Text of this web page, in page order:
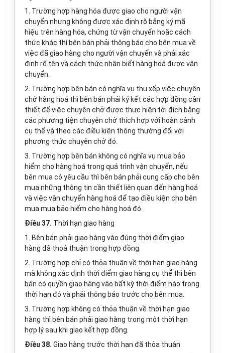
1. Trường hợp hàng hóa được giao cho người vận
chuyển nhưng không được xác định rõ bằng ký mã
hiệu trên hàng hóa, chứng từ vận chuyển hoặc cách
thức khác thì bên bán phải thông báo cho bên mua về
việc đã giao hàng cho người vận chuyển và phải xác
định rõ tên và cách thức nhận biết hàng hoá được vận
chuyển.
2. Trường hợp bên bán có nghĩa vụ thu xếp việc chuyên
chở hàng hoá thì bên bán phải ký kết các hợp đồng cần
thiết để việc chuyên chở được thực hiện tới đích bằng
các phương tiện chuyên chở thích hợp với hoàn cảnh
cụ thể và theo các điều kiện thông thường đối với
phương thức chuyên chở đó.
3. Trường hợp bên bán không có nghĩa vụ mua bảo
hiểm cho hàng hoá trong quá trình vận chuyển, nếu
bên mua có yêu cầu thì bên bán phải cung cấp cho bên
mua những thông tin cần thiết liên quan đến hàng hoá
và việc vận chuyển hàng hoá để tạo điều kiện cho bên
mua mua bảo hiểm cho hàng hoá đó.
Điều 37. Thời hạn giao hàng
1. Bên bán phải giao hàng vào đúng thời điểm giao
hàng đã thoả thuận trong hợp đồng.
2. Trường hợp chỉ có thỏa thuận về thời hạn giao hàng
mà không xác định thời điểm giao hàng cụ thể thì bên
bán có quyền giao hàng vào bất kỳ thời điểm nào trong
thời hạn đó và phải thông báo trước cho bên mua.
3. Trường hợp không có thỏa thuận về thời hạn giao
hàng thì bên bán phải giao hàng trong một thời hạn
hợp lý sau khi giao kết hợp đồng.
Điều 38. Giao hàng trước thời hạn đã thỏa thuận